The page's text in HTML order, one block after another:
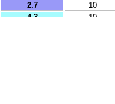
2.7
10
4.3
10